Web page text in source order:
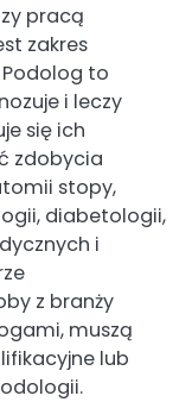
pracą
zakres
to
i leczy
się ich
zdobycia
stopy,
diabetologii,
i
z branży
muszą
lub